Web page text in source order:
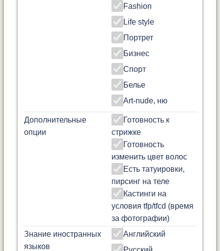
Fashion
Life style
Портрет
Бизнес
Спорт
Белье
Art-nude, ню
Дополнительные
опции
Готовность к
стрижке
Готовность
изменить цвет волос
Есть татуировки,
пирсинг на теле
Кастинги на
условия tfp/tfcd (время
за фотографии)
Знание иностранных
языков
Английский